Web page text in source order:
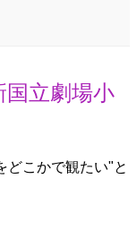
立劇場小
どこかで観たい"と